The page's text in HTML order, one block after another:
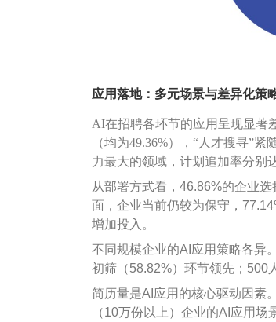
应用落地：多元场景与差异化策
AI在招聘各环节的应用呈现显著
（均为49.36%），“人才搜寻”
力最大的领域，计划追加率分别达
从部署方式看，46.86%的企业
面，企业当前仍较为保守，
增加投入。
不同规模企业的AI应用策略各异
初筛（58.82%）环节领先；500
简历量是AI应用的核心驱动因素
（10万份以上）企业的AI应用